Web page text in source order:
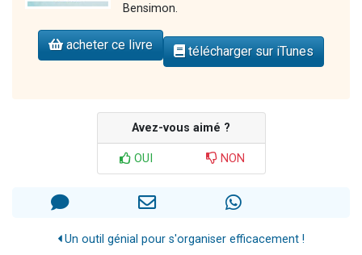
Bensimon.
acheter ce livre télécharger sur iTunes
Avez-vous aimé ?
OUI NON
Un outil génial pour s'organiser efficacement !